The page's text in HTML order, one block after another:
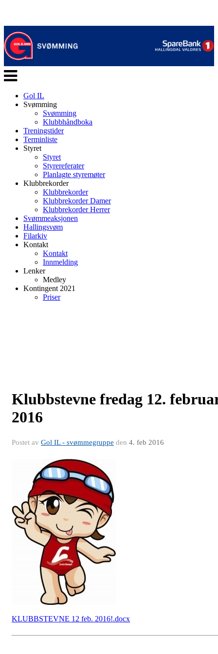
Veksle
navigasjon
Gol IL
Svømming
Svømming
Klubbhåndboka
Treningstider
Terminliste
Styret
Styret
Styrereferater
Planlagte styremøter
Klubbrekorder
Klubbrekorder
Klubbrekorder Damer
Klubbrekorder Herrer
Svømmeaksjonen
Hallingsvøm
Filarkiv
Kontakt
Kontakt
Innmelding
Lenker
Medley
Kontingent 2021
Priser
Klubbstevne fredag 12.
2016
Postet av Gol IL - svømmegruppe den 4. feb 2016
KLUBBSTEVNE 12 feb. 2016!.docx